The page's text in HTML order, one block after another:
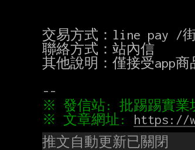
交易方式：line pay /
聯絡方式：站內信
其他說明：僅接受app
※ 文章網址: https://
推文自動更新已關閉